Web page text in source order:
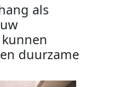
als
duurzame